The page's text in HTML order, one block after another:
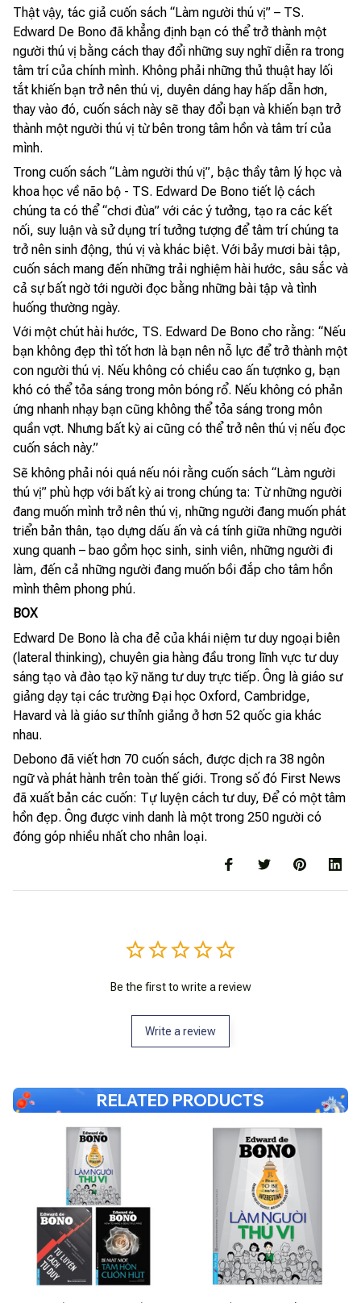
Thật vậy, tác giả cuốn sách “Làm người thú vị” – TS.
Edward De Bono đã khẳng định bạn có thể trở thành một
người thú vị bằng cách thay đổi những suy nghĩ diễn ra trong
tâm trí của chính mình. Không phải những thủ thuật hay lối
tắt khiến bạn trở nên thú vị, duyên dáng hay hấp dẫn hơn,
thay vào đó, cuốn sách này sẽ thay đổi bạn và khiến bạn trở
thành một người thú vị từ bên trong tâm hồn và tâm trí của
mình.
Trong cuốn sách “Làm người thú vị”, bậc thầy tâm lý học và
khoa học về não bộ - TS. Edward De Bono tiết lộ cách
chúng ta có thể “chơi đùa” với các ý tưởng, tạo ra các kết
nối, suy luận và sử dụng trí tưởng tượng để tâm trí chúng ta
trở nên sinh động, thú vị và khác biệt. Với bảy mươi bài tập,
cuốn sách mang đến những trải nghiệm hài hước, sâu sắc và
cả sự bất ngờ tới người đọc bằng những bài tập và tình
huống thường ngày.
Với một chút hài hước, TS. Edward De Bono cho rằng: “Nếu
bạn không đẹp thì tốt hơn là bạn nên nỗ lực để trở thành một
con người thú vị. Nếu không có chiều cao ấn tượnko g, bạn
khó có thể tỏa sáng trong môn bóng rổ. Nếu không có phản
ứng nhanh nhạy bạn cũng không thể tỏa sáng trong môn
quần vợt. Nhưng bất kỳ ai cũng có thể trở nên thú vị nếu đọc
cuốn sách này.”
Sẽ không phải nói quá nếu nói rằng cuốn sách “Làm người
thú vị” phù hợp với bất kỳ ai trong chúng ta: Từ những người
đang muốn mình trở nên thú vị, những người đang muốn phát
triển bản thân, tạo dựng dấu ấn và cá tính giữa những người
xung quanh – bao gồm học sinh, sinh viên, những người đi
làm, đến cả những người đang muốn bồi đắp cho tâm hồn
mình thêm phong phú.
BOX
Edward De Bono là cha đẻ của khái niệm tư duy ngoại biên
(lateral thinking), chuyên gia hàng đầu trong lĩnh vực tư duy
sáng tạo và đào tạo kỹ năng tư duy trực tiếp. Ông là giáo sư
giảng dạy tại các trường Đại học Oxford, Cambridge,
Havard và là giáo sư thỉnh giảng ở hơn 52 quốc gia khác
nhau.
Debono đã viết hơn 70 cuốn sách, được dịch ra 38 ngôn
ngữ và phát hành trên toàn thế giới. Trong số đó First News
đã xuất bản các cuốn: Tự luyện cách tư duy, Để có một tâm
hồn đẹp. Ông được vinh danh là một trong 250 người có
đóng góp nhiều nhất cho nhân loại.
Be the first to write a review
Write a review
RELATED PRODUCTS